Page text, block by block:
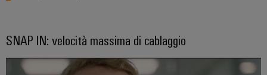
SNAP IN: velocità massima di cablaggio